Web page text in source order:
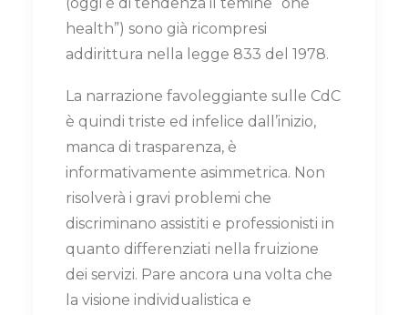
health”) sono già ricompresi
addirittura nella legge 833 del 1978.
La narrazione favoleggiante sulle CdC
è quindi triste ed infelice dall’inizio,
manca di trasparenza, è
informativamente asimmetrica. Non
risolverà i gravi problemi che
discriminano assistiti e professionisti in
quanto differenziati nella fruizione
dei servizi. Pare ancora una volta che
la visione individualistica e